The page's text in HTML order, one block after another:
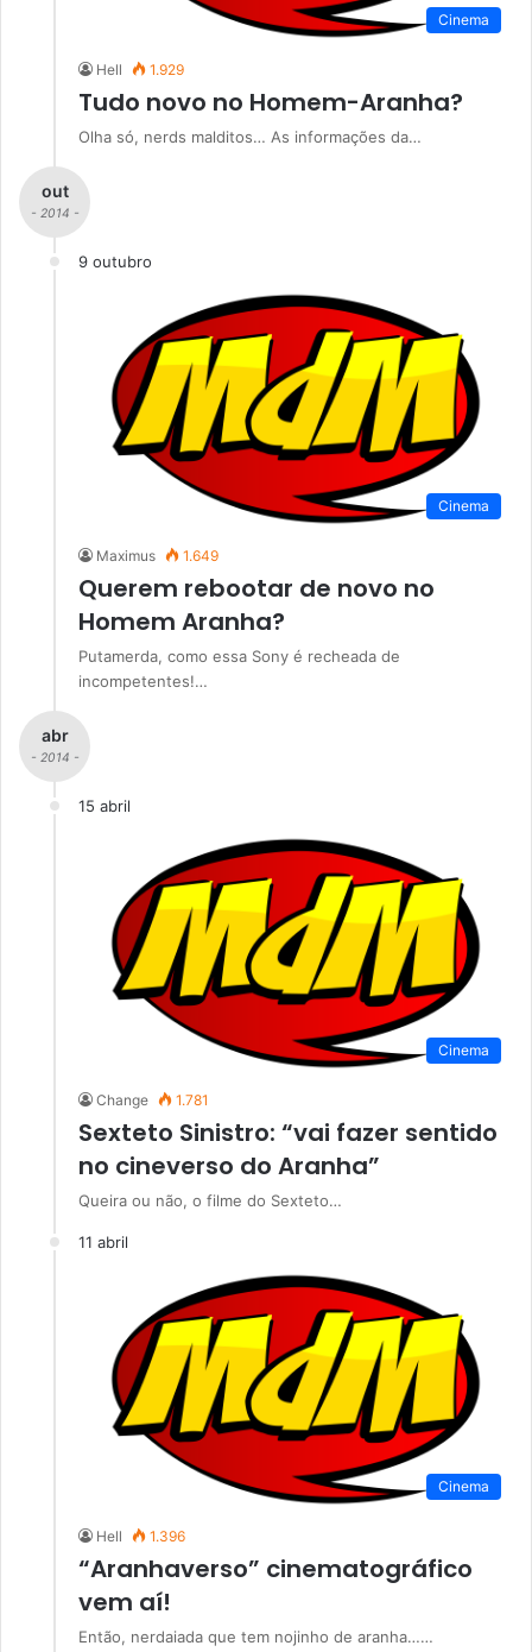
Cinema
Hell 1.929
Tudo novo no Homem-Aranha?
Olha só, nerds malditos… As informações da…
out
- 2014 -
9 outubro
Cinema
Maximus 1.649
Querem rebootar de novo no
Homem Aranha?
Putamerda, como essa Sony é recheada de
incompetentes!…
abr
- 2014 -
15 abril
Cinema
Change 1.781
Sexteto Sinistro: “vai fazer sentido
no cineverso do Aranha”
Queira ou não, o filme do Sexteto…
11 abril
Cinema
Hell 1.396
“Aranhaverso” cinematográfico
vem aí!
Então, nerdaiada que tem nojinho de aranha……